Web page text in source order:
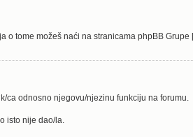
tome možeš naći na stranicama phpBB Grupe
odnosno njegovu/njezinu funkciju na forumu.
isto nije dao/la.